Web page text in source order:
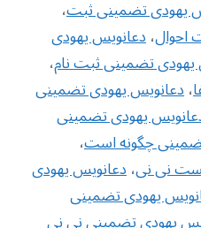
یهودی تضمینی ثبت،
احوال،دعانویس یهودی
تضمینی ثبت نام،
،دعانویس یهودی تضمینی
یهودی تضمینی
چگونه است،
نی نی،دعانویس یهودی
یهودی تضمینی